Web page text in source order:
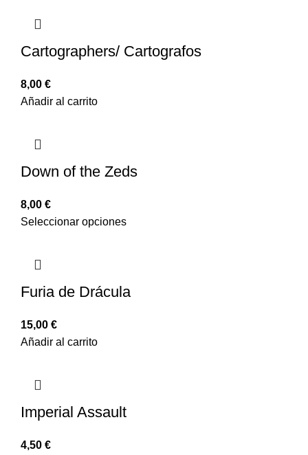
Cartographers/ Cartografos
8,00 €
Añadir al carrito
Down of the Zeds
8,00 €
Seleccionar opciones
Furia de Drácula
15,00 €
Añadir al carrito
Imperial Assault
4,50 €